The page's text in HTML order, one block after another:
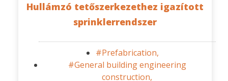
Hullámzó tetőszerkezethez igazított
sprinklerrendszer
#Prefabrication,
#General building engineering
construction,